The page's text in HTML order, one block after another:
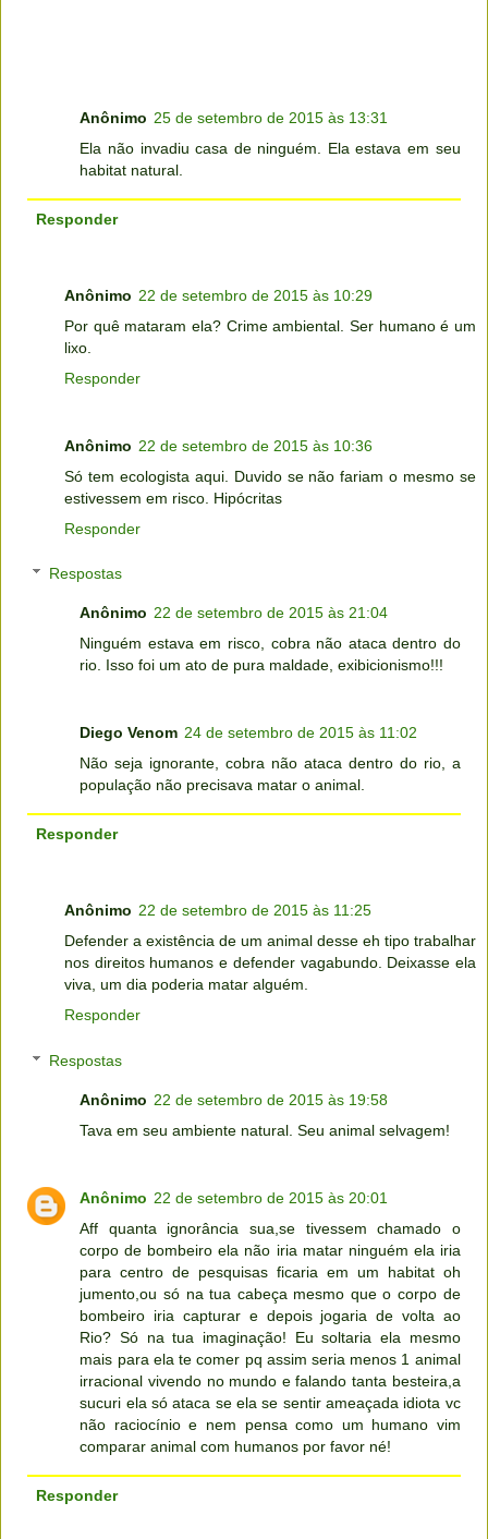
Anônimo 25 de setembro de 2015 às 13:31
Ela não invadiu casa de ninguém. Ela estava em seu
habitat natural.
Responder
Anônimo 22 de setembro de 2015 às 10:29
Por quê mataram ela? Crime ambiental. Ser humano é um
lixo.
Responder
Anônimo 22 de setembro de 2015 às 10:36
Só tem ecologista aqui. Duvido se não fariam o mesmo se
estivessem em risco. Hipócritas
Responder
Respostas
Anônimo 22 de setembro de 2015 às 21:04
Ninguém estava em risco, cobra não ataca dentro do
rio. Isso foi um ato de pura maldade, exibicionismo!!!
Diego Venom 24 de setembro de 2015 às 11:02
Não seja ignorante, cobra não ataca dentro do rio, a
população não precisava matar o animal.
Responder
Anônimo 22 de setembro de 2015 às 11:25
Defender a existência de um animal desse eh tipo trabalhar
nos direitos humanos e defender vagabundo. Deixasse ela
viva, um dia poderia matar alguém.
Responder
Respostas
Anônimo 22 de setembro de 2015 às 19:58
Tava em seu ambiente natural. Seu animal selvagem!
Anônimo 22 de setembro de 2015 às 20:01
Aff quanta ignorância sua,se tivessem chamado o
corpo de bombeiro ela não iria matar ninguém ela iria
para centro de pesquisas ficaria em um habitat oh
jumento,ou só na tua cabeça mesmo que o corpo de
bombeiro iria capturar e depois jogaria de volta ao
Rio? Só na tua imaginação! Eu soltaria ela mesmo
mais para ela te comer pq assim seria menos 1 animal
irracional vivendo no mundo e falando tanta besteira,a
sucuri ela só ataca se ela se sentir ameaçada idiota vc
não raciocínio e nem pensa como um humano vim
comparar animal com humanos por favor né!
Responder